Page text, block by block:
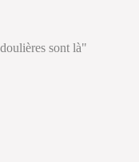
sont là"